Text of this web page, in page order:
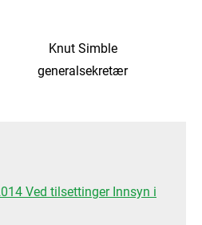
Simble
Ved tilsettinger Innsyn i